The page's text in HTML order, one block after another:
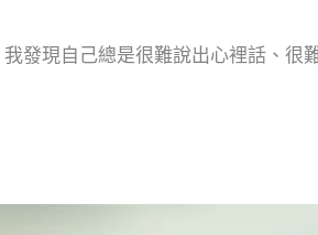
發現自己總是很難說出心裡話、